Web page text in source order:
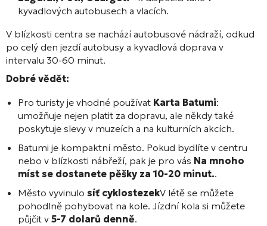
kyvadlových autobusech a vlacích.
V blízkosti centra se nachází autobusové nádraží, odkud
po celý den jezdí autobusy a kyvadlová doprava v
intervalu 30-60 minut.
Dobré vědět:
Pro turisty je vhodné používat Karta Batumi:
umožňuje nejen platit za dopravu, ale někdy také
poskytuje slevy v muzeích a na kulturních akcích.
Batumi je kompaktní město. Pokud bydlíte v centru
nebo v blízkosti nábřeží, pak je pro vás Na mnoho
míst se dostanete pěšky za 10-20 minut..
Město vyvinulo síť cyklostezekV létě se můžete
pohodlně pohybovat na kole. Jízdní kola si můžete
půjčit v 5-7 dolarů denně.